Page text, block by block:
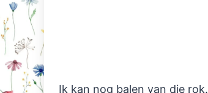
Ik kan nog balen van die rok.